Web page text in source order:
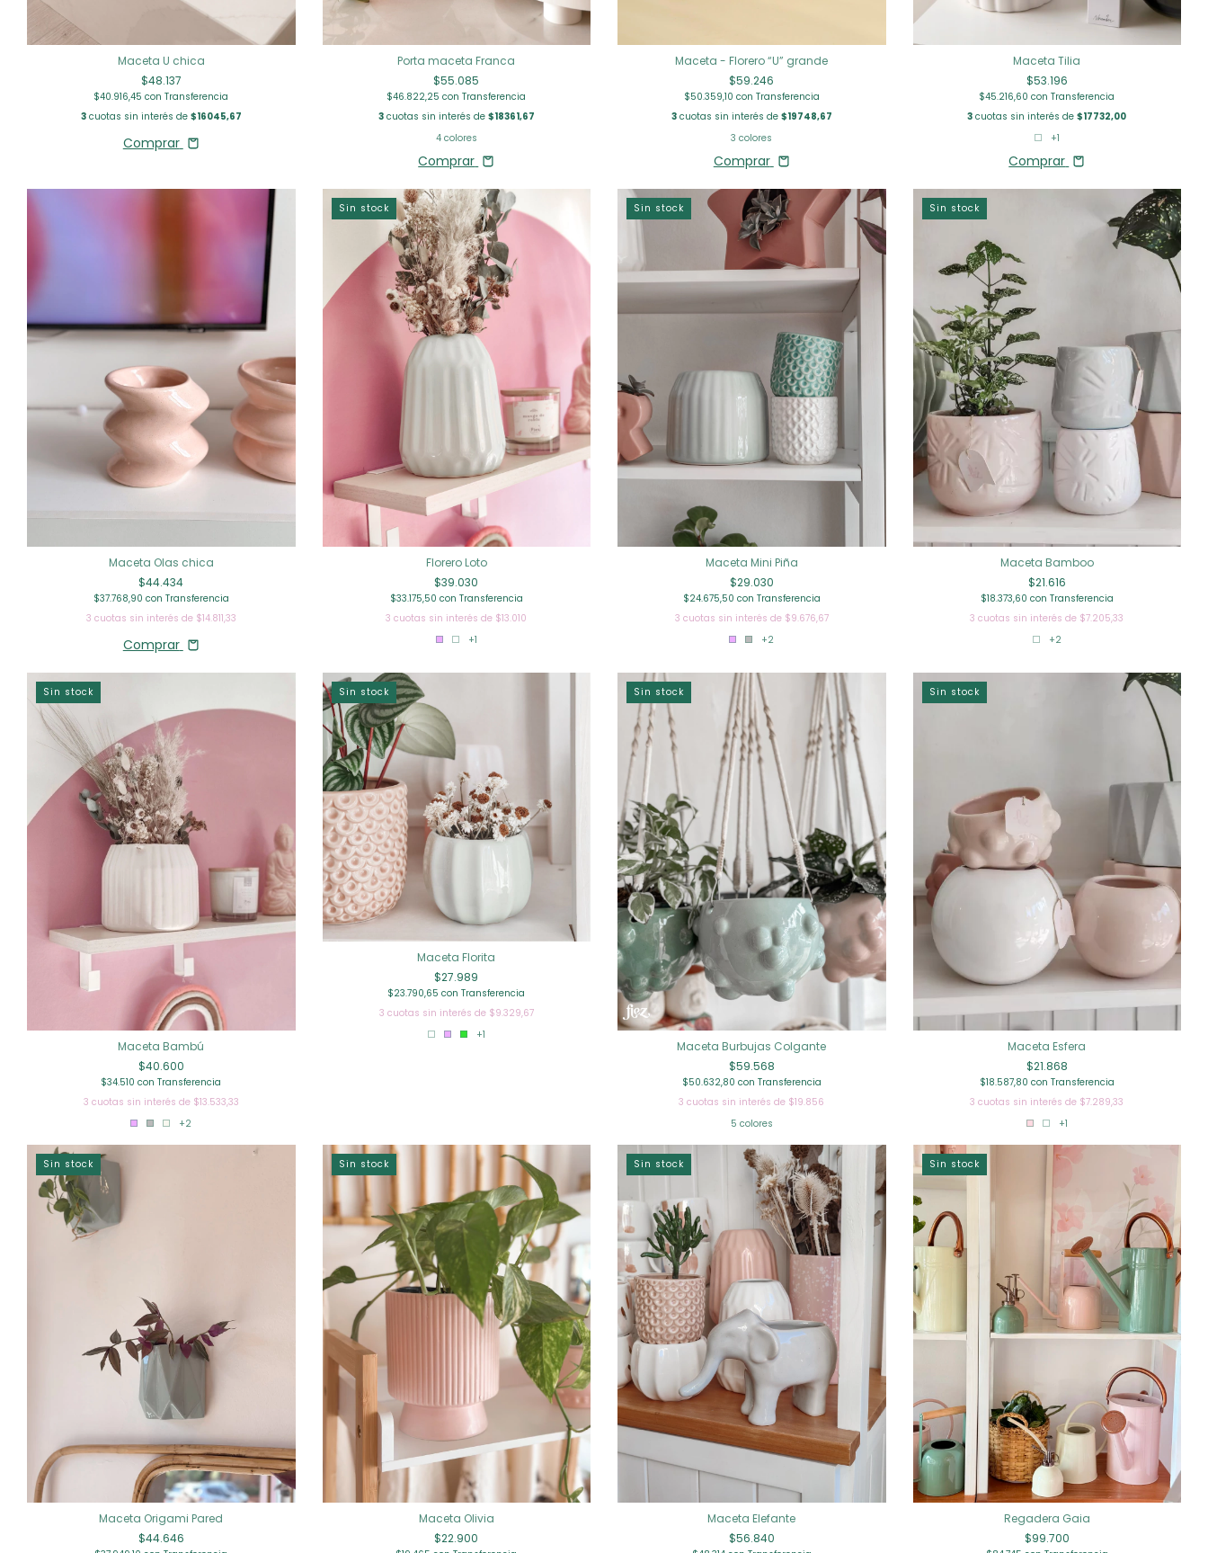
Maceta U chica
$48.137
$40.916,45con Transferencia
3cuotas sin interés de $16045,67
Comprar
Porta maceta Franca
$55.085
$46.822,25con Transferencia
3cuotas sin interés de $18361,67
4 colores
Comprar
Maceta - Florero “U” grande
$59.246
$50.359,10 con Transferencia
3cuotas sin interés de $19748,67
3 colores
Comprar
Maceta Tilia
$53.196
$45.216,60con Transferencia
3 cuotas sin interés de$17732,00
+1
Comprar
Maceta Olas chica
$44.434
$37.768,90 con Transferencia
3 cuotas sin interés de $14.811,33
Comprar
Sin stock
Florero Loto
$39.030
$33.175,50 con Transferencia
3 cuotas sin interés de $13.010
+1
Sin stock
Maceta Mini Piña
$29.030
$24.675,50 con Transferencia
3 cuotas sin interés de $9.676,67
+2
Sin stock
Maceta Bamboo
$21.616
$18.373,60 con Transferencia
3 cuotas sin interés de $7.205,33
+2
Sin stock
Maceta Bambú
$40.600
$34.510con Transferencia
3 cuotas sin interés de $13.533,33
+2
Sin stock
Maceta Florita
$27.989
$23.790,65con Transferencia
3 cuotas sin interés de $9.329,67
+1
Sin stock
Maceta Burbujas Colgante
$59.568
$50.632,80 con Transferencia
3 cuotas sin interés de $19.856
5 colores
Sin stock
Maceta Esfera
$21.868
$18.587,80 con Transferencia
3 cuotas sin interés de $7.289,33
+1
Sin stock
Maceta Origami Pared
$44.646
Sin stock
Maceta Olivia
$22.900
Sin stock
Maceta Elefante
$56.840
Sin stock
Regadera Gaia
$99.700